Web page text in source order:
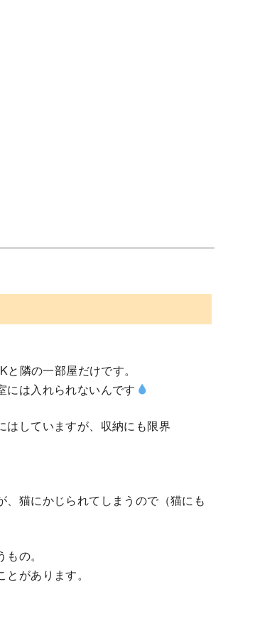
隣の一部屋だけです。
には入れられないんです
はしていますが、収納にも限界
猫にかじられてしまうので（猫にも
の。
があります。